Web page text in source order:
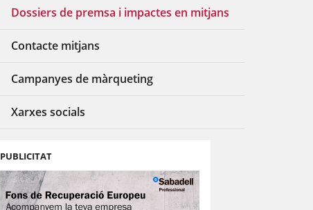
Dossiers de premsa i impactes en mitjans
Contacte mitjans
Campanyes de màrqueting
Xarxes socials
PUBLICITAT